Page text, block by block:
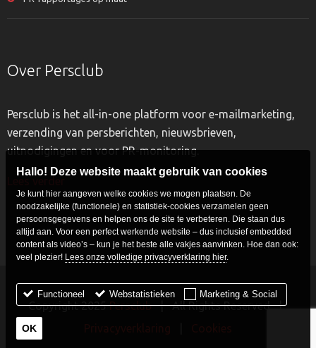
Over Persclub
Persclub is het all-in-one platform voor e-mailmarketing,
verzending van persberichten, nieuwsbrieven,
uitnodigingen en voor PR-monitoring.
Copyright 2025Persclub| All Rights Reserved |
Hallo! Deze website maakt gebruik van cookies
Je kunt hier aangeven welke cookies we mogen plaatsen. De
noodzakelijke (functionele) en statistiek-cookies verzamelen geen
persoonsgegevens en helpen ons de site te verbeteren. Die staan dus
altijd aan. Voor een perfect werkende website – dus inclusief embedded
content als video’s – kun je het beste alle vakjes aanvinken. Hoe dan ook:
veel plezier! Lees onze volledige privacyverklaring hier.
Functioneel Webstatistieken Marketing & Social